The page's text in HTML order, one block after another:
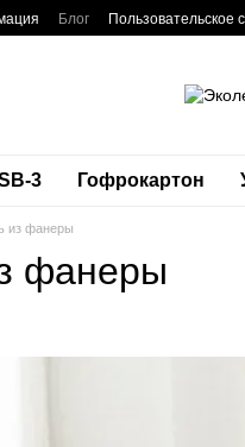
Блог Пользовательское
3 Гофрокартон
из фанеры
фанеры